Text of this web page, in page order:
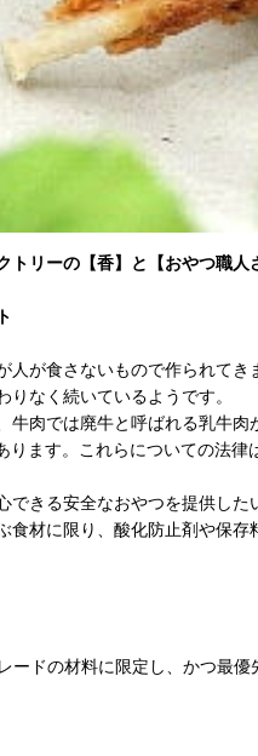
リーの【香】と【おやつ職人
が食さないもので作られてき
なく続いているようです。
肉では廃牛と呼ばれる乳牛肉
ます。これらについての法律
きる安全なおやつを提供した
食材に限り、酸化防止剤や保
ードの材料に限定し、かつ最